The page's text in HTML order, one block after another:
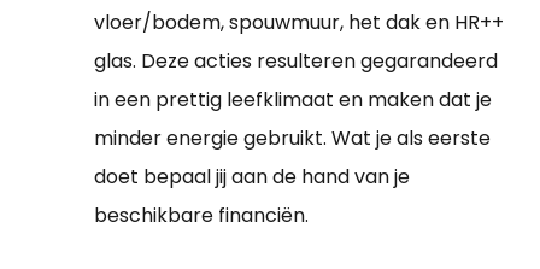
vloer/bodem, spouwmuur, het dak en HR++
glas. Deze acties resulteren gegarandeerd
in een prettig leefklimaat en maken dat je
minder energie gebruikt. Wat je als eerste
doet bepaal jij aan de hand van je
beschikbare financiën.